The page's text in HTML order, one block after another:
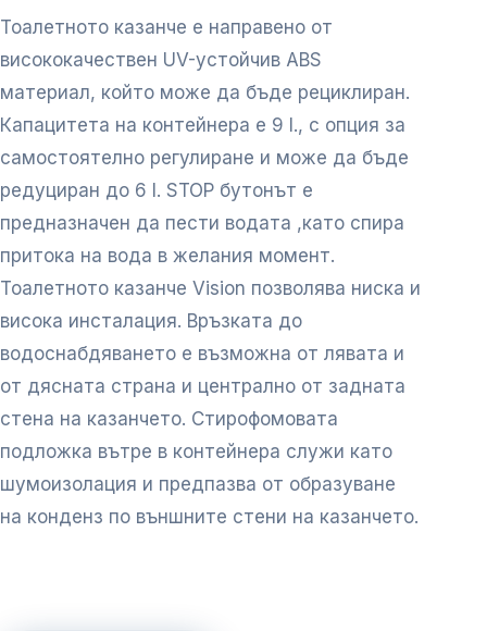
Тоалетното казанче е направено от
висококачествен UV-устойчив ABS
материал, който може да бъде рециклиран.
Капацитета на контейнера е 9 l., с опция за
самостоятелно регулиране и може да бъде
редуциран до 6 l. STOP бутонът е
предназначен да пести водата ,като спира
притока на вода в желания момент.
Тоалетното казанче Vision позволява ниска и
висока инсталация. Връзката до
водоснабдяването е възможна от лявата и
от дясната страна и централно от задната
стена на казанчето. Стирофомовата
подложка вътре в контейнера служи като
шумоизолация и предпазва от образуване
на конденз по външните стени на казанчето.